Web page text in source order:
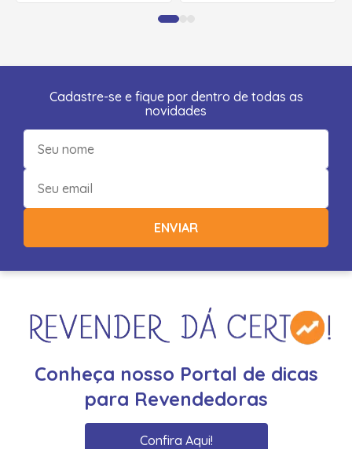
Cadastre-se e fique por dentro de todas as
novidades
ENVIAR
Conheça nosso Portal de dicas
para Revendedoras
Confira Aqui!